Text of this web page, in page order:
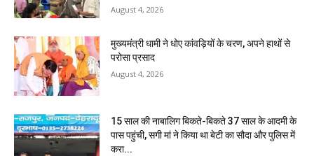
August 4, 2026
मुख्यमंत्री धामी ने धोए कांवड़ियों के चरण, अपने हाथों से
परोसा प्रसाद
August 4, 2026
15 साल की नाबालिग बिकते-बिकते 37 साल के आदमी के
पास पहुंची, सगी मां ने किया था बेटी का सौदा और पुलिस में
करा...